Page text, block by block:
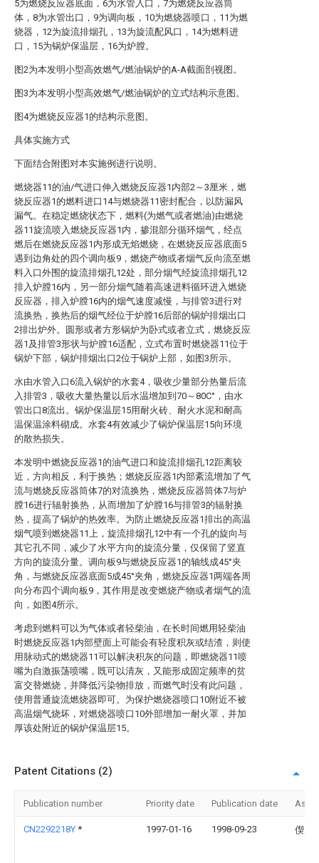
5为燃烧反应器底面，6为水管入口，7为燃烧反应器筒
体，8为水管出口，9为调向板，10为燃烧器喷口，11为燃
烧器，12为旋流排烟孔，13为旋流配风口，14为燃料进
口，15为锅炉保温层，16为炉膛。
图2为本发明小型高效燃气/燃油锅炉的A-A截面剖视图。
图3为本发明小型高效燃气/燃油锅炉的立式结构示意图。
图4为燃烧反应器1的结构示意图。
具体实施方式
下面结合附图对本实施例进行说明。
燃烧器11的油/气进口伸入燃烧反应器1内部2～3厘米，燃
烧反应器1的燃料进口14与燃烧器11密封配合，以防漏风
漏气。在稳定燃烧状态下，燃料(为燃气或者燃油)由燃烧
器11旋流喷入燃烧反应器1内，掺混部分循环烟气，经点
燃后在燃烧反应器1内形成无焰燃烧，在燃烧反应器底面5
遇到边角处的四个调向板9，燃烧产物或者烟气反向流至燃
料入口外围的旋流排烟孔12处，部分烟气经旋流排烟孔12
排入炉膛16内，另一部分烟气随着高速进料循环进入燃烧
反应器，排入炉膛16内的烟气速度减慢，与排管3进行对
流换热，换热后的烟气经位于炉膛16后部的锅炉排烟出口
2排出炉外。圆形或者方形锅炉为卧式或者立式，燃烧反应
器1及排管3形状与炉膛16适配，立式布置时燃烧器11位于
锅炉下部，锅炉排烟出口2位于锅炉上部，如图3所示。
水由水管入口6流入锅炉的水套4，吸收少量部分热量后流
入排管3，吸收大量热量以后水温增加到70～80C°，由水
管出口8流出。锅炉保温层15用耐火砖、耐火水泥和耐高
温保温涂料砌成。水套4有效减少了锅炉保温层15向环境
的散热损失。
本发明中燃烧反应器1的油气进口和旋流排烟孔12距离较
近，方向相反，利于换热；燃烧反应器1内部紊流增加了气
流与燃烧反应器筒体7的对流换热，燃烧反应器筒体7与炉
膛16进行辐射换热，从而增加了炉膛16与排管3的辐射换
热，提高了锅炉的热效率。为防止燃烧反应器1排出的高温
烟气喷到燃烧器11上，旋流排烟孔12中有一个孔的旋向与
其它孔不同，减少了水平方向的旋流分量，仅保留了竖直
方向的旋流分量。调向板9与燃烧反应器1的轴线成45°夹
角，与燃烧反应器底面5成45°夹角，燃烧反应器1两端各周
向分布四个调向板9，其作用是改变燃烧产物或者烟气的流
向，如图4所示。
考虑到燃料可以为气体或者轻柴油，在长时间燃用轻柴油
时燃烧反应器1内部壁面上可能会有轻度积灰或结渣，则使
用脉动式的燃烧器11可以解决积灰的问题，即燃烧器11喷
嘴为自激振荡喷嘴，既可以清灰，又能形成固定频率的贫
富交替燃烧，并降低污染物排放，而燃气时没有此问题，
使用普通旋流燃烧器即可。为保护燃烧器喷口10附近不被
高温烟气烧坏，对燃烧器喷口10外部增加一耐火罩，并加
厚该处附近的锅炉保温层15。
Patent Citations (2)
Publication number Priority date Publication date
CN2292218Y * 1997-01-16 1998-09-23 偰彪